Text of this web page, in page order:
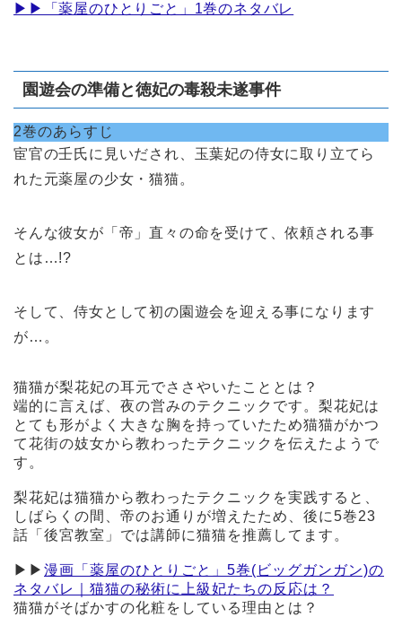
▶︎▶︎「薬屋のひとりごと」1巻のネタバレ
園遊会の準備と徳妃の毒殺未遂事件
2巻のあらすじ
宦官の壬氏に見いだされ、玉葉妃の侍女に取り立てら
れた元薬屋の少女・猫猫。
そんな彼女が「帝」直々の命を受けて、依頼される事
とは…!?
そして、侍女として初の園遊会を迎える事になります
が…。
猫猫が梨花妃の耳元でささやいたこととは？
端的に言えば、夜の営みのテクニックです。梨花妃は
とても形がよく大きな胸を持っていたため猫猫がかつ
て花街の妓女から教わったテクニックを伝えたようで
す。
梨花妃は猫猫から教わったテクニックを実践すると、
しばらくの間、帝のお通りが増えたため、後に5巻23
話「後宮教室」では講師に猫猫を推薦してます。
▶︎▶︎ 漫画「薬屋のひとりごと」5巻(ビッグガンガン)の
ネタバレ｜猫猫の秘術に上級妃たちの反応は？
猫猫がそばかすの化粧をしている理由とは？